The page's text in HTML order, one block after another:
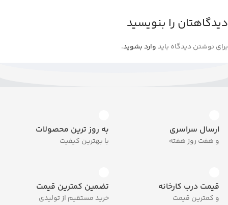
دیدگاهتان را بنویسید
برای نوشتن دیدگاه بایدوارد بشوید.
ارسال سراسری
و هفت روز هفته
به روز ترین محصولات
با بهترین کیفیت
قیمت درب کارخانه
و کمترین قیمت
تضمین کمترین قیمت
خرید مستقیم از تولیدی